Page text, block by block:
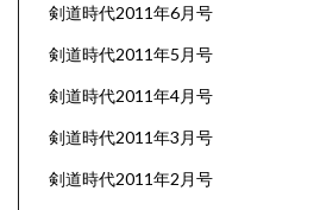
剣道時代2011年6月号
剣道時代2011年5月号
剣道時代2011年4月号
剣道時代2011年3月号
剣道時代2011年2月号